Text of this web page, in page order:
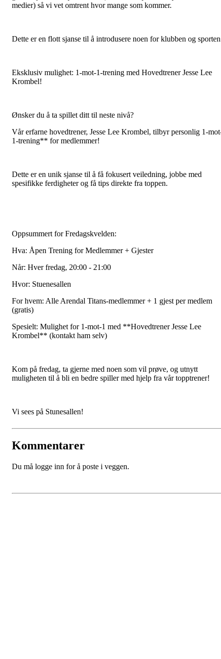
medier) så vi vet omtrent hvor mange som kommer.
Dette er en flott sjanse til å introdusere noen for klubben og
Eksklusiv mulighet: 1-mot-1-trening med Hovedtrener Jesse Lee
Krombel!
Ønsker du å ta spillet ditt til neste nivå?
Vår erfarne hovedtrener, Jesse Lee Krombel, tilbyr personlig 1-
1-trening** for medlemmer!
Dette er en unik sjanse til å få fokusert veiledning, jobbe med
spesifikke ferdigheter og få tips direkte fra toppen.
Oppsummert for Fredagskvelden:
Hva: Åpen Trening for Medlemmer + Gjester
Når: Hver fredag, 20:00 - 21:00
Hvor: Stuenesallen
For hvem: Alle Arendal Titans-medlemmer + 1 gjest per medlem
(gratis)
Spesielt: Mulighet for 1-mot-1 med **Hovedtrener Jesse Lee
Krombel** (kontakt ham selv)
Kom på fredag, ta gjerne med noen som vil prøve, og utnytt
muligheten til å bli en bedre spiller med hjelp fra vår topptrener!
Vi sees på Stunesallen!
Kommentarer
Du må logge inn for å poste i veggen.